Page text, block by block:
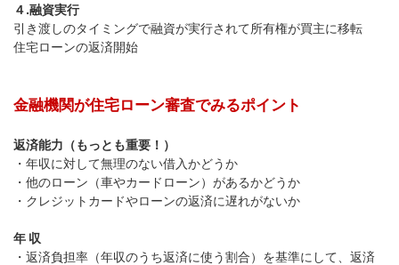
４.融資実行
引き渡しのタイミングで融資が実行されて所有権が買主に移転
住宅ローンの返済開始
金融機関が住宅ローン審査でみるポイント
返済能力（もっとも重要！）
・年収に対して無理のない借入かどうか
・他のローン（車やカードローン）があるかどうか
・クレジットカードやローンの返済に遅れがないか
年 収
・返済負担率（年収のうち返済に使う割合）を基準にして、返済